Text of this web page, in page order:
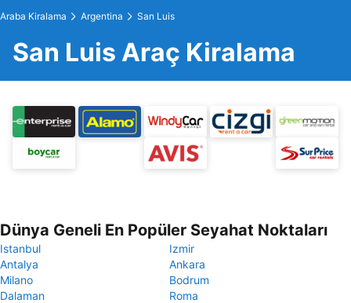
Araba Kiralama Argentina San Luis
San Luis Araç Kiralama
Dünya Geneli En Popüler Seyahat Noktaları
Istanbul
Izmir
Antalya
Ankara
Milano
Bodrum
Dalaman
Roma